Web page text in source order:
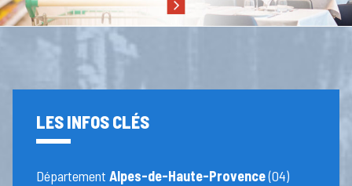
LES INFOS CLÉS
DépartementAlpes-de-Haute-Provence(04)